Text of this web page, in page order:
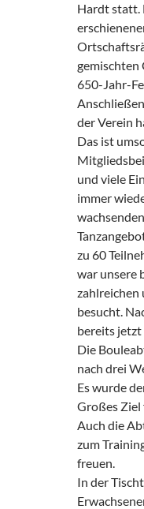
Hardt statt.
gemischten
650-Jahr-
der Verein
Das ist
und viele
immer
zu 60
war unsere
zahlreichen
besucht.
bereits
Die
nach drei
Es wurde
Großes Ziel
Auch die
zum
freuen.
In der